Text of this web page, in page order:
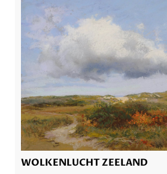
WOLKENLUCHT ZEELAND